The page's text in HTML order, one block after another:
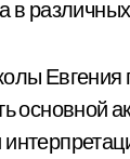
в
Евгения
основной